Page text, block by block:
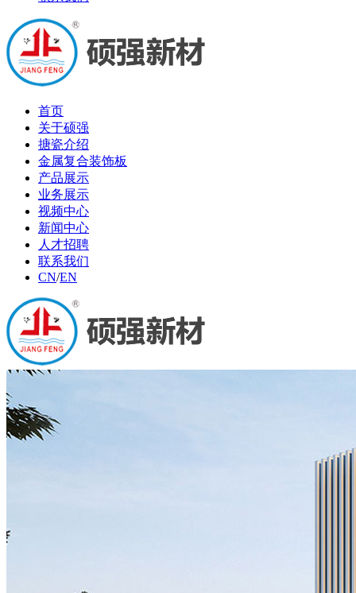
首页
关于硕强
搪瓷介绍
金属复合装饰板
产品展示
业务展示
视频中心
新闻中心
人才招聘
联系我们
CN/EN